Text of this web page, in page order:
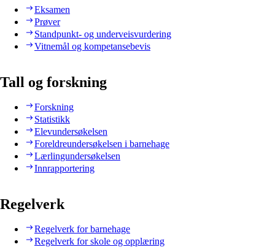
Eksamen
Prøver
Standpunkt- og underveisvurdering
Vitnemål og kompetansebevis
Tall og forskning
Forskning
Statistikk
Elevundersøkelsen
Foreldreundersøkelsen i barnehage
Lærlingundersøkelsen
Innrapportering
Regelverk
Regelverk for barnehage
Regelverk for skole og opplæring